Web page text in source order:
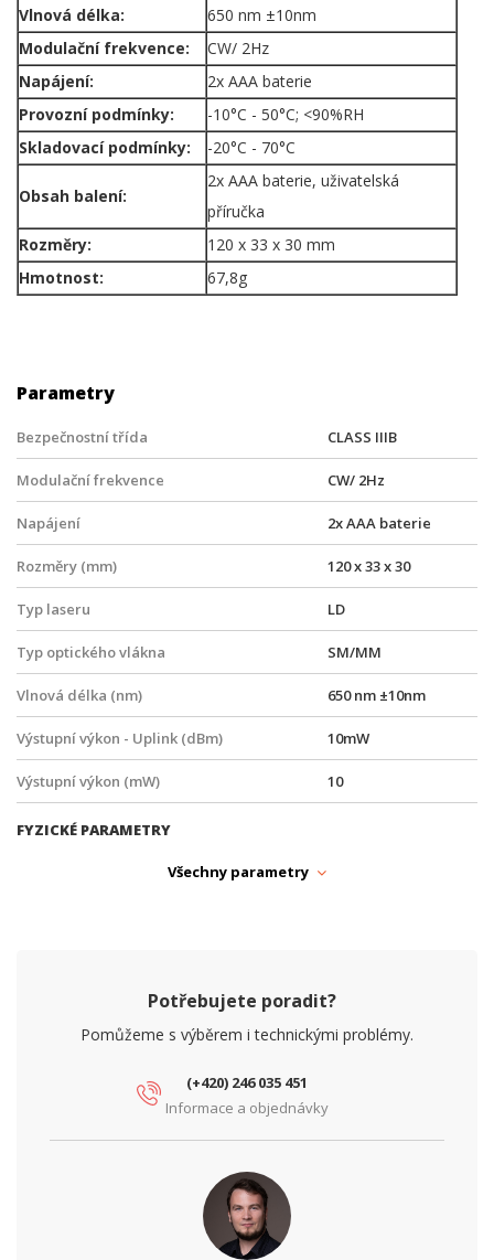
Vlnová délka:
650 nm ±10nm
Modulační frekvence:
CW/ 2Hz
Napájení:
2x AAA baterie
Provozní podmínky:
-10°C - 50°C; <90%RH
Skladovací podmínky:
-20°C - 70°C
Obsah balení:
2x AAA baterie, uživatelská
příručka
Rozměry:
120 x 33 x 30 mm
Hmotnost:
67,8g
Parametry
Bezpečnostní třída CLASS IIIB
Modulační frekvence CW/ 2Hz
Napájení 2x AAA baterie
Rozměry (mm) 120 x 33 x 30
Typ laseru LD
Typ optického vlákna SM/MM
Vlnová délka (nm) 650 nm ±10nm
Výstupní výkon - Uplink (dBm) 10mW
Výstupní výkon (mW) 10
FYZICKÉ PARAMETRY
Všechny parametry
Potřebujete poradit?
Pomůžeme s výběrem i technickými problémy.
(+420) 246 035 451
Informace a objednávky